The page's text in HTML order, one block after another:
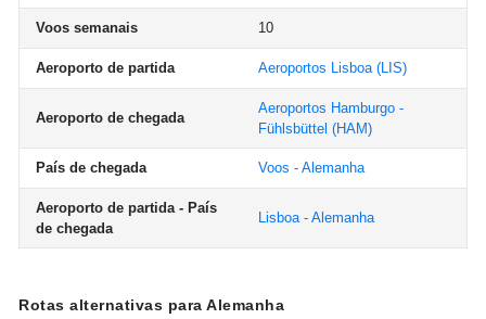
Voos semanais 10
Aeroporto de partida Aeroportos Lisboa(LIS)
Aeroporto de chegada
Aeroportos Hamburgo -
Fühlsbüttel (HAM)
País de chegada Voos - Alemanha
Aeroporto de partida - País
de chegada
Lisboa - Alemanha
Rotas alternativas para Alemanha